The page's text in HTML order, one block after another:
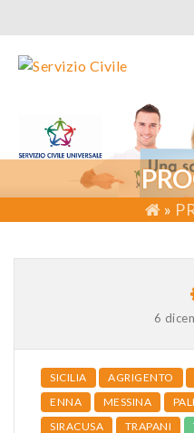
»
6
SICILIA AGRIGENTO
ENNA
MESSINA
SIRACUSA
TRAPANI